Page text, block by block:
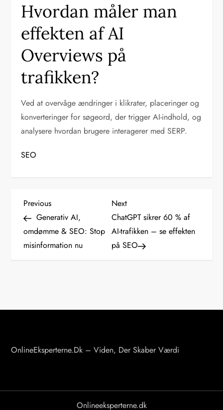
Hvordan måler man
effekten af AI
Overviews på
trafikken?
Ved at overvåge ændringer i klikrater, placeringer og
konverteringer for søgeord, der trigger AI-indhold, og
analysere hvordan brugere interagerer med SERP.
SEO
I
n
d
g
Previous
Post
Previous
Generativ AI,
omdømme & SEO: Stop
misinformation nu
Next
Post
Next
ChatGPT sikrer 60 % af
AI-trafikken – se effekten
på SEO
OnlineEksperterne.dk – Viden, Der Skaber Værdi
Onlineeksperterne.dk